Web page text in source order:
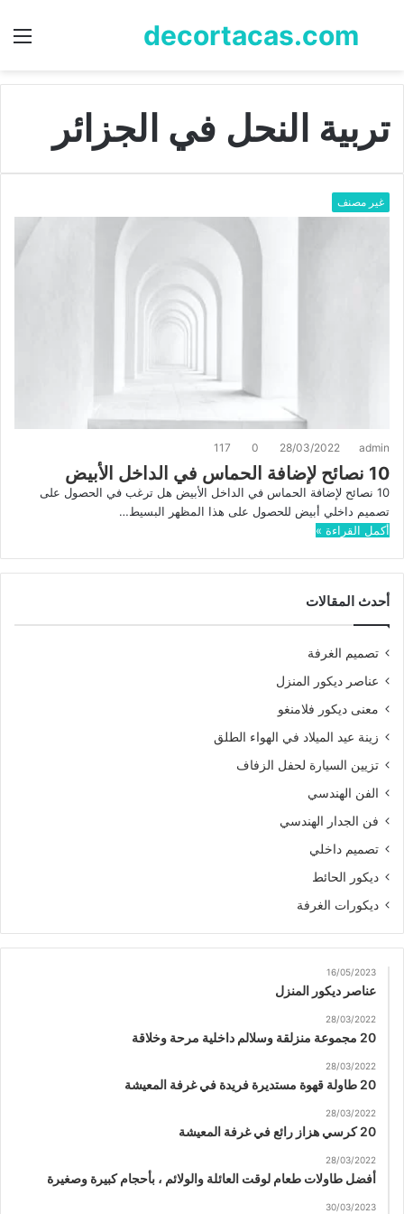
decortacas.com
بحث
تربية النحل في الجزائر
غير مصنف
admin
28/03/2022
0
117
10 نصائح لإضافة الحماس في الداخل الأبيض
10 نصائح لإضافة الحماس في الداخل الأبيض هل ترغب في الحصول على
تصميم داخلي أبيض للحصول على هذا المظهر البسيط…
أكمل القراءة »
أحدث المقالات
تصميم الغرفة
عناصر ديكور المنزل
معنى ديكور فلامنغو
زينة عيد الميلاد في الهواء الطلق
تزيين السيارة لحفل الزفاف
الفن الهندسي
فن الجدار الهندسي
تصميم داخلي
ديكور الحائط
ديكورات الغرفة
16/05/2023
عناصر ديكور المنزل
28/03/2022
20 مجموعة منزلقة وسلالم داخلية مرحة وخلاقة
28/03/2022
20 طاولة قهوة مستديرة فريدة في غرفة المعيشة
28/03/2022
20 كرسي هزاز رائع في غرفة المعيشة
28/03/2022
أفضل طاولات طعام لوقت العائلة والولائم ، بأحجام كبيرة وصغيرة
30/03/2023